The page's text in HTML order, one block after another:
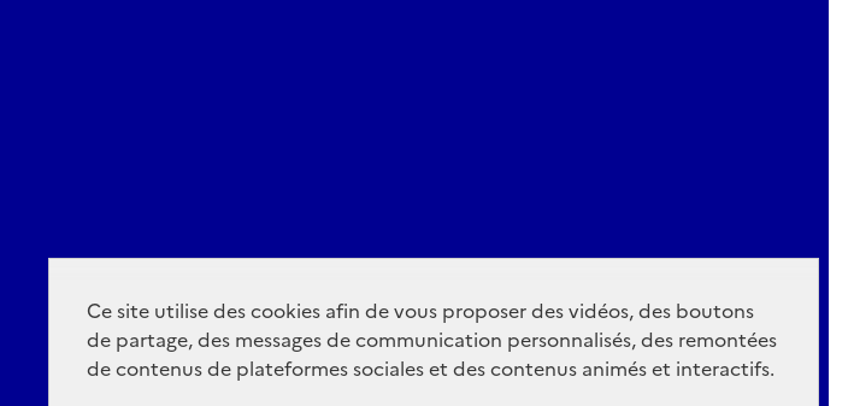
Ce site utilise des cookies afin de vous proposer des vidéos, des boutons
de partage, des messages de communication personnalisés, des remontées
de contenus de plateformes sociales et des contenus animés et interactifs.